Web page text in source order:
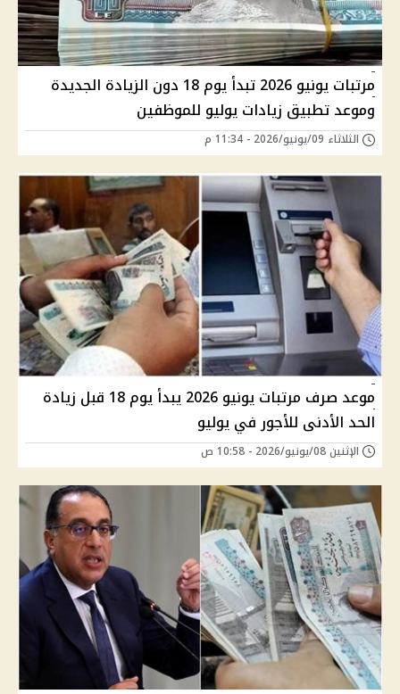
مرتبات يونيو 2026 تبدأ يوم 18 دون الزيادة الجديدة
وموعد تطبيق زيادات يوليو للموظفين
الثلاثاء 09/يونيو/2026 - 11:34 م
موعد صرف مرتبات يونيو 2026 يبدأ يوم 18 قبل زيادة
الحد الأدنى للأجور في يوليو
الإثنين 08/يونيو/2026 - 10:58 ص